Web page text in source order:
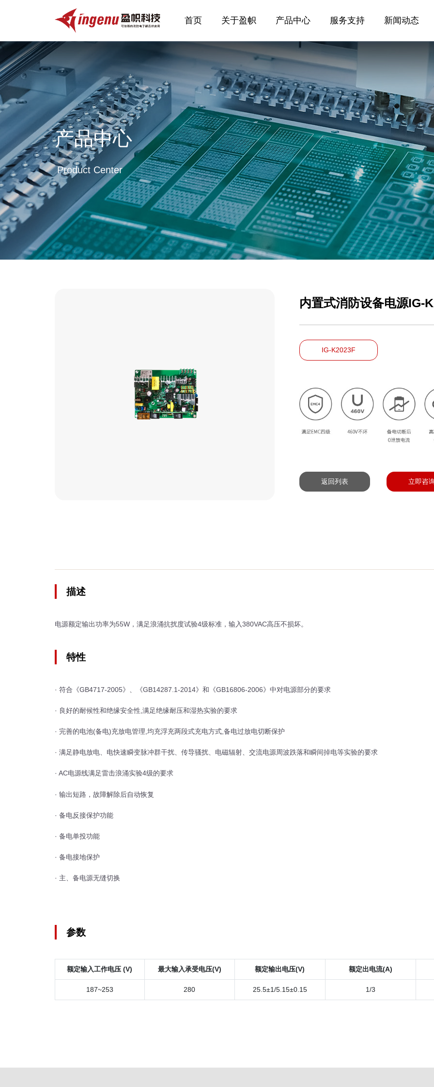
首页 关于盈帜 产品中心 服务支持 新闻动态
首页 关于盈帜 产品中心 服务支持 新闻动态
产品中心
Product Center
内置式消防设备电源IG-
IG-K2023F
返回列表 立即咨
描述
电源额定输出功率为55W，满足浪涌抗扰度试验4级标准，输入380VAC高压不损坏。
特性
· 符合《GB4717-2005》、《GB14287.1-2014》和《GB16806-2006》中对电源部分的要求
· 良好的耐候性和绝缘安全性,满足绝缘耐压和湿热实验的要求
· 完善的电池(备电)充放电管理,均充浮充两段式充电方式,备电过放电切断保护
· 满足静电放电、电快速瞬变脉冲群干扰、传导骚扰、电磁辐射、交流电源周波跌落和瞬间掉电等实验的要求
· AC电源线满足雷击浪涌实验4级的要求
· 输出短路，故障解除后自动恢复
· 备电反接保护功能
· 备电单投功能
· 备电接地保护
· 主、备电源无缝切换
参数
额定输入工作电压 (V) 最大输入承受电压(V) 额定输出电压(V) 额定出电流(A)
187~253 280 25.5±1/5.15±0.15 1/3